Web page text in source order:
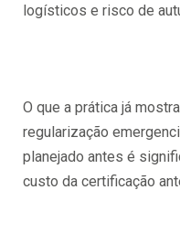
logísticos e risco de
O que a prática já
regularização
planejado antes é
custo da certificação